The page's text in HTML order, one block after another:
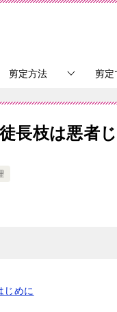
剪定方法 剪定
長枝は悪者
じめに